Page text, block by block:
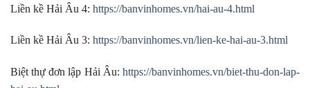
Liền kề Hải Âu 4: https://banvinhomes.vn/hai-au-4.html
Liền kề Hải Âu 3: https://banvinhomes.vn/lien-ke-hai-au-3.html
Biệt thự đơn lập Hải Âu: https://banvinhomes.vn/biet-thu-don-lap-